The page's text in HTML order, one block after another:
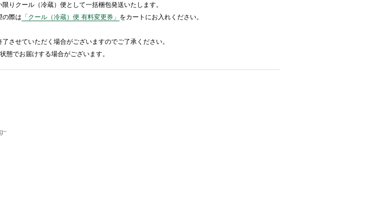
りクール（冷蔵）便として一括梱包発送いたします。
の際は 「クール（冷蔵）便 有料変更券」 をカートにお入れください。
させていただく場合がございますのでご了承ください。
態でお届けする場合がございます。